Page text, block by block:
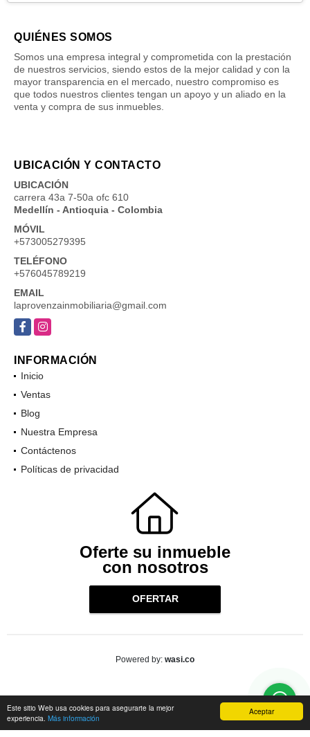
Aceptar
Este sitio Web usa cookies para asegurarte la mejor
experiencia. Más información
QUIÉNES SOMOS
Somos una empresa integral y comprometida con la prestación
de nuestros servicios, siendo estos de la mejor calidad y con la
mayor transparencia en el mercado, nuestro compromiso es
que todos nuestros clientes tengan un apoyo y un aliado en la
venta y compra de sus inmuebles.
UBICACIÓN Y CONTACTO
UBICACIÓN
carrera 43a 7-50a ofc 610
Medellín - Antioquia - Colombia
MÓVIL
+573005279395
TELÉFONO
+576045789219
EMAIL
laprovenzainmobiliaria@gmail.com
FacebookInstagram
INFORMACIÓN
Inicio
Ventas
Blog
Nuestra Empresa
Contáctenos
Políticas de privacidad
Oferte su inmueble
con nosotros
OFERTAR
Powered by: wasi.co